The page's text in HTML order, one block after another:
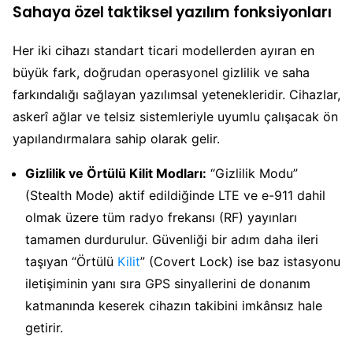
Sahaya özel taktiksel yazılım fonksiyonları
Her iki cihazı standart ticari modellerden ayıran en
büyük fark, doğrudan operasyonel gizlilik ve saha
farkındalığı sağlayan yazılımsal yetenekleridir. Cihazlar,
askerî ağlar ve telsiz sistemleriyle uyumlu çalışacak ön
yapılandırmalara sahip olarak gelir.
Gizlilik ve Örtülü Kilit Modları: “Gizlilik Modu”
(Stealth Mode) aktif edildiğinde LTE ve e-911 dahil
olmak üzere tüm radyo frekansı (RF) yayınları
tamamen durdurulur. Güvenliği bir adım daha ileri
taşıyan “Örtülü Kilit” (Covert Lock) ise baz istasyonu
iletişiminin yanı sıra GPS sinyallerini de donanım
katmanında keserek cihazın takibini imkânsız hale
getirir.